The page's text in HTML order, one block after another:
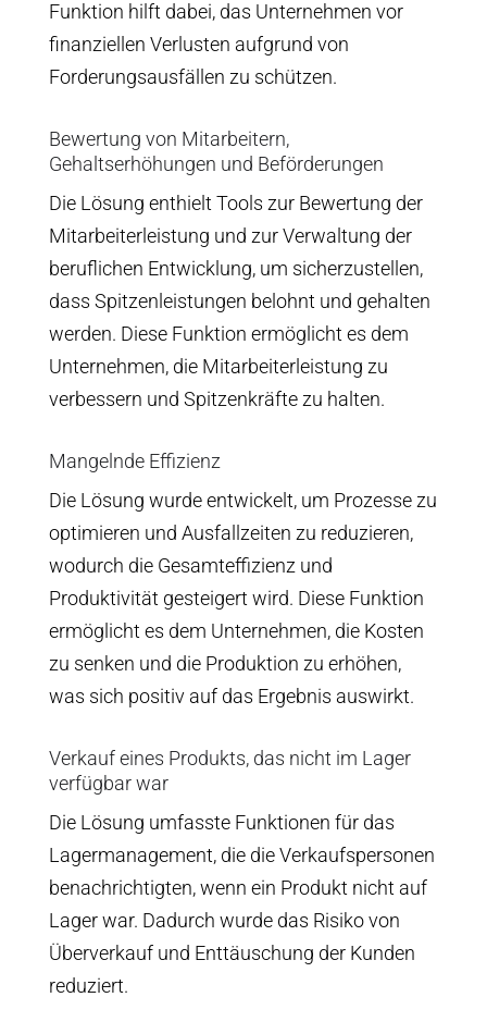
Funktion hilft dabei, das Unternehmen vor
finanziellen Verlusten aufgrund von
Forderungsausfällen zu schützen.
Bewertung von Mitarbeitern,
Gehaltserhöhungen und Beförderungen
Die Lösung enthielt Tools zur Bewertung der
Mitarbeiterleistung und zur Verwaltung der
beruflichen Entwicklung, um sicherzustellen,
dass Spitzenleistungen belohnt und gehalten
werden. Diese Funktion ermöglicht es dem
Unternehmen, die Mitarbeiterleistung zu
verbessern und Spitzenkräfte zu halten.
Mangelnde Effizienz
Die Lösung wurde entwickelt, um Prozesse zu
optimieren und Ausfallzeiten zu reduzieren,
wodurch die Gesamteffizienz und
Produktivität gesteigert wird. Diese Funktion
ermöglicht es dem Unternehmen, die Kosten
zu senken und die Produktion zu erhöhen,
was sich positiv auf das Ergebnis auswirkt.
Verkauf eines Produkts, das nicht im Lager
verfügbar war
Die Lösung umfasste Funktionen für das
Lagermanagement, die die Verkaufspersonen
benachrichtigten, wenn ein Produkt nicht auf
Lager war. Dadurch wurde das Risiko von
Überverkauf und Enttäuschung der Kunden
reduziert.